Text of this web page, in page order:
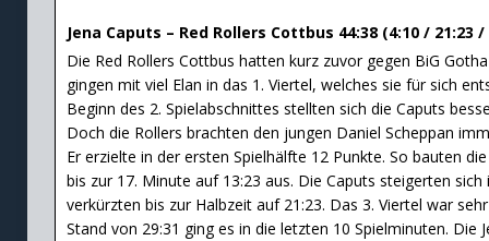
Jena Caputs – Red Rollers Cottbus 44:38 (4:10 / 21:23 /
Die Red Rollers Cottbus hatten kurz zuvor gegen BiG
gingen mit viel Elan in das 1. Viertel, welches sie für sich
Beginn des 2. Spielabschnittes stellten sich die Caputs
Doch die Rollers brachten den jungen Daniel Scheppan
Er erzielte in der ersten Spielhälfte 12 Punkte. So bauten
bis zur 17. Minute auf 13:23 aus. Die Caputs steigerten sich
verkürzten bis zur Halbzeit auf 21:23. Das 3. Viertel war
Stand von 29:31 ging es in die letzten 10 Spielminuten. Die